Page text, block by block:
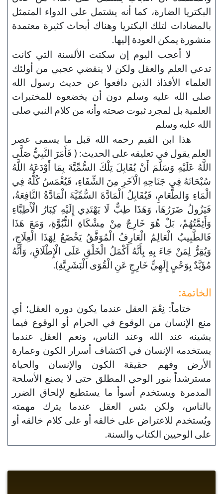
البكتريا الضارة، كما أنه يشتمل على الدواء المتمثل
بالمضادات لتلك البكتريا وهناك أبحاث كثيرة معتمدة
منشورة يمكن العودة إليها.
لا أعجب اليوم إن سكتت الألسنة التي كانت
تدعي العلم والعقل ولكن لا ينقضي عجبي من أولئك
العلماء الأفذاذ الذين دافعوا عن حديث رسول الله
صلى الله عليه وسلم دون أن يخضعوه للمختبرات
العلمية بل لمجرد ثبوت صحته وأنه من كلام النبي صلى
الله عليه وسلم
هذا ابن القيم رحمه الله قبل ما يسمى عصر
العلم يقول في تعليقه على الحديث: ( فَأَمَرَ النَّبِيُّ صَلَّى
اللَّهُ عَلَيْهِ وَسَلَّمَ أَنْ يُقَابِلَ تِلْكَ السُّمِّيَّةَ بِمَا أَوْدَعَهُ اللَّهُ
سُبْحَانَهُ فِي جَنَاحِهِ الْآخَرِ مِنَ الشِّفَاءِ، فَيُغْمَسُ كُلُّهُ فِي
الْمَاءِ وَالطَّعَامِ، فَيُقَابِلُ الْمَادَّةَ السُّمِّيَّةَ الْمَادَّةُ النَّافِعَةُ،
فَيَزُولُ ضَرَرُهَا، وَهَذَا طِبٌّ لَا يَهْتَدِي إِلَيْهِ كِبَارُ الْأَطِبَّاءِ
وَأَئِمَّتُهُمْ، بَلْ هُوَ خَارِجٌ مِنْ مِشْكَاةِ النُّبُوَّةِ، وَمَعَ هَذَا
فَالطَّبِيبُ الْعَالِمُ الْعَارِفُ الْمُوَفَّقُ يَخْضَعُ لِهَذَا الْعِلَاجِ،
وَيُقِرُّ لِمَنْ جَاءَ بِهِ بِأَنَّهُ أَكْمَلُ الْخَلْقِ عَلَى الْإِطْلَاقِ، وَأَنَّهُ
مُؤَيَّدٌ بِوَحْيٍ إِلَهِيٍّ خَارِجٍ عَنِ الْقُوَى الْبَشَرِيَّةِ).
الخاتمة:
ختاماً: نِعْمَ العقل عندما يكون دوره العقل؛ أي
منع الإنسان من الوقوع في الحرام أو الوقوع فيما
يشينه عند الله وعند الناس، ونعم العقل عندما
يستخدمه الإنسان في اكتشاف أسرار الكون وعمارة
الأرض وفهم حقيقة الكون والإنسان والحياة
مسترشداً بنور الوحي المطلق حتى لا يصنع الأسلحة
المدمرة ويستخدم أسوأ ما يستطيع لإلحاق الضرر
بالناس، ولكن بئس العقل عندما يترك مهمته
ويُستخدم للاعتراض على خالقه أو على كلام خالقه أو
على الوحيين الكتاب والسنة.